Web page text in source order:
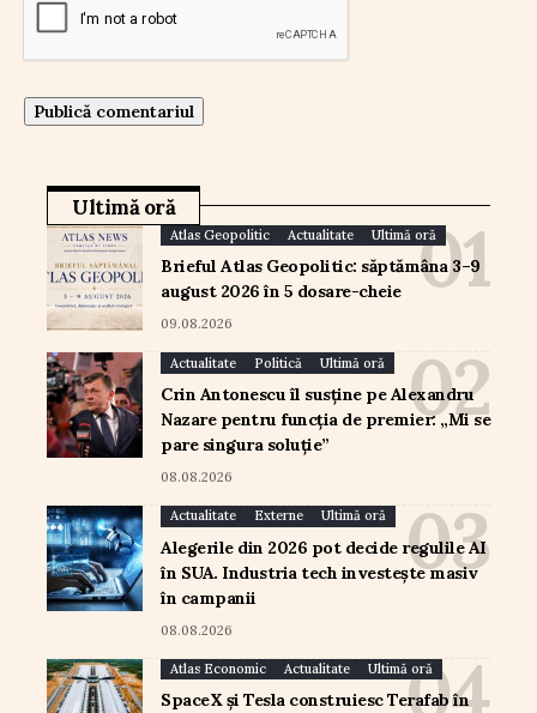
Ultimă oră
Atlas Geopolitic Actualitate Ultimă oră
Brieful Atlas Geopolitic: săptămâna 3–9
august 2026 în 5 dosare-cheie
09.08.2026
Actualitate Politică Ultimă oră
Crin Antonescu îl susține pe Alexandru
Nazare pentru funcția de premier: „Mi se
pare singura soluție”
08.08.2026
Actualitate Externe Ultimă oră
Alegerile din 2026 pot decide regulile AI
în SUA. Industria tech investește masiv
în campanii
08.08.2026
Atlas Economic Actualitate Ultimă oră
SpaceX și Tesla construiesc Terafab în